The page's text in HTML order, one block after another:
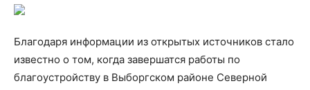
Благодаря информации из открытых источников стало
известно о том, когда завершатся работы по
благоустройству в Выборгском районе Северной